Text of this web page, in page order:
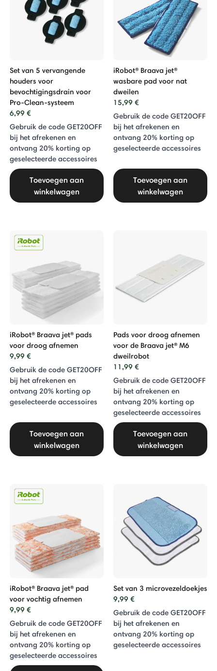
Set van 5 vervangende
houders voor
bevochtigingsdrain voor
Pro-Clean-systeem
6,99 €
Gebruik de code GET20OFF
bij het afrekenen en
ontvang 20% ​​korting op
geselecteerde accessoires
Toevoegen aan
winkelwagen
iRobot® Braava jet®
wasbare pad voor nat
dweilen
15,99 €
Gebruik de code GET20OFF
bij het afrekenen en
ontvang 20% ​​korting op
geselecteerde accessoires
Toevoegen aan
winkelwagen
iRobot® Braava jet® pads
voor droog afnemen
9,99 €
Gebruik de code GET20OFF
bij het afrekenen en
ontvang 20% ​​korting op
geselecteerde accessoires
Toevoegen aan
winkelwagen
Pads voor droog afnemen
voor de Braava jet® M6
dweilrobot
11,99 €
Gebruik de code GET20OFF
bij het afrekenen en
ontvang 20% ​​korting op
geselecteerde accessoires
Toevoegen aan
winkelwagen
iRobot® Braava jet® pad
voor vochtig afnemen
9,99 €
Gebruik de code GET20OFF
bij het afrekenen en
ontvang 20% ​​korting op
geselecteerde accessoires
Set van 3 microvezeldoekjes
9,99 €
Gebruik de code GET20OFF
bij het afrekenen en
ontvang 20% ​​korting op
geselecteerde accessoires